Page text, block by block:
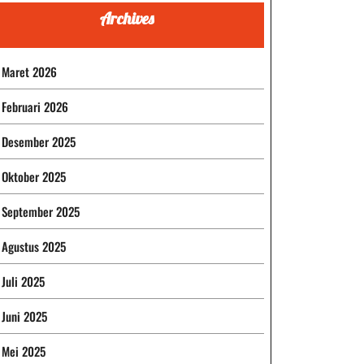
Archives
Maret 2026
Februari 2026
Desember 2025
Oktober 2025
September 2025
Agustus 2025
Juli 2025
Juni 2025
Mei 2025